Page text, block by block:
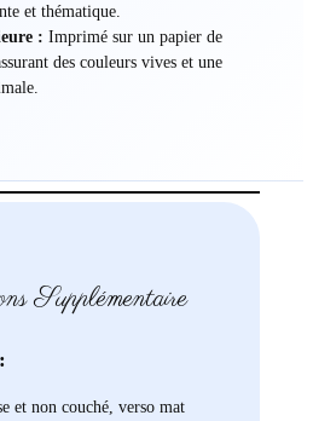
et thématique.
: Imprimé sur un papier de
des couleurs vives et une
Supplémentaire
et non couché, verso mat